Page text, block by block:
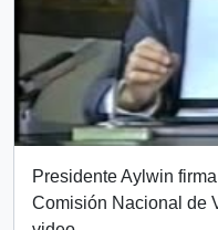
Presidente Aylwin
Comisión Nacional de